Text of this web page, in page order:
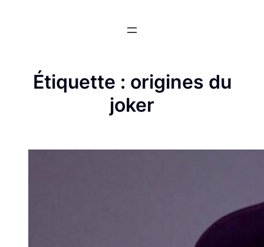
Étiquette : origines du
joker